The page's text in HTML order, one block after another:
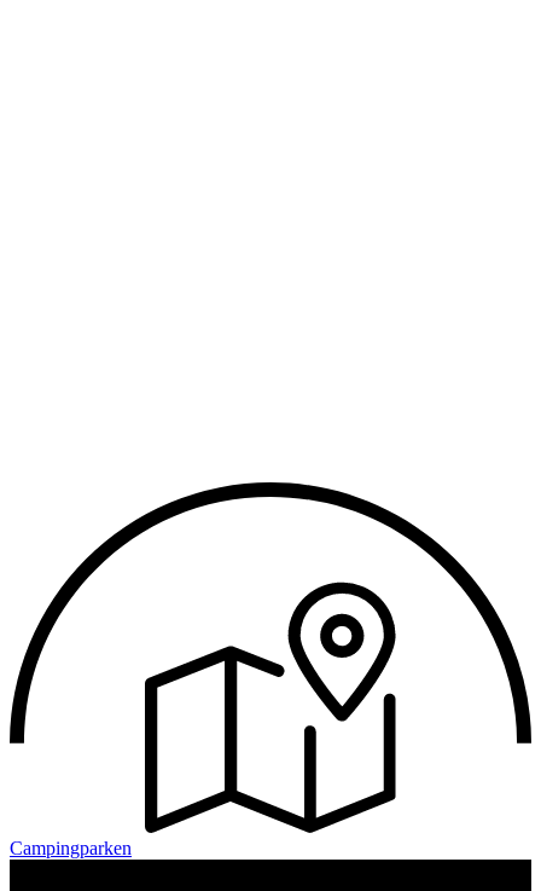
Campingparken